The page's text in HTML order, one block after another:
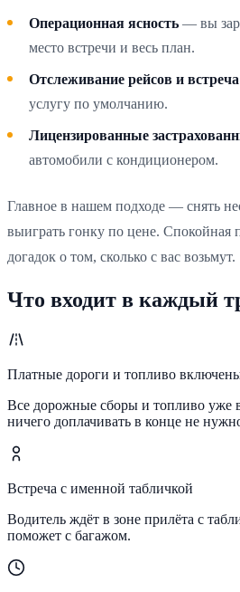
Операционная ясность — вы
место встречи и весь план.
Отслеживание рейсов и
услугу по умолчанию.
Лицензированные
автомобили с кондиционером.
Главное в нашем подходе — снять
выиграть гонку по цене. Спокойная
догадок о том, сколько с вас возьмут.
Что входит в каждый
Платные дороги и топливо
Все дорожные сборы и топливо
ничего доплачивать в конце не
Встреча с именной табличкой
Водитель ждёт в зоне прилёта с
поможет с багажом.